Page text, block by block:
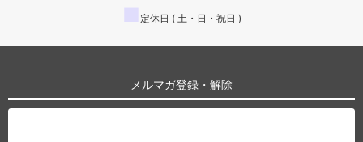
■ 定休日 ( 土・日・祝日 )
メルマガ登録・解除